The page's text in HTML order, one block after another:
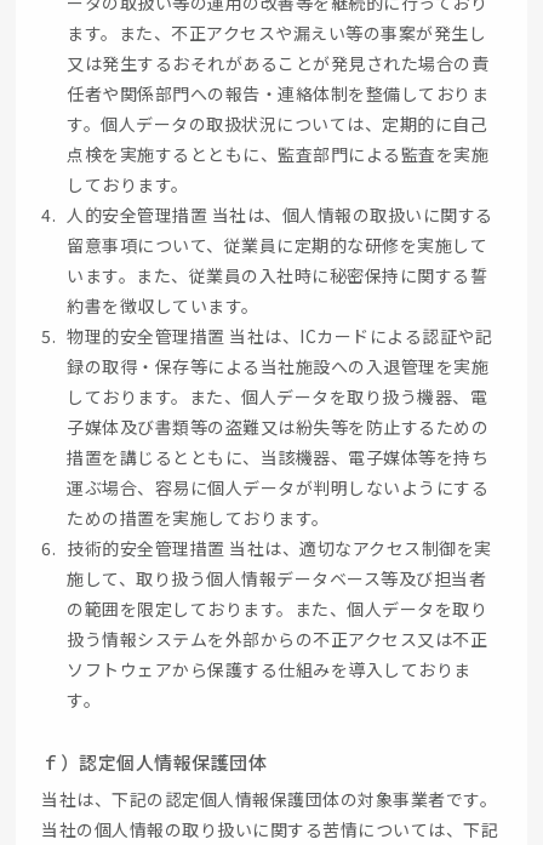
ます。また、不正アクセスや漏えい等の事案が発生し
又は発生するおそれがあることが発見された場合の責
任者や関係部門への報告・連絡体制を整備しておりま
す。個人データの取扱状況については、定期的に自己
点検を実施するとともに、監査部門による監査を実施
しております。
人的安全管理措置 当社は、個人情報の取扱いに関する
留意事項について、従業員に定期的な研修を実施して
います。また、従業員の入社時に秘密保持に関する誓
約書を徴収しています。
物理的安全管理措置 当社は、ICカードによる認証や記
録の取得・保存等による当社施設への入退管理を実施
しております。また、個人データを取り扱う機器、電
子媒体及び書類等の盗難又は紛失等を防止するための
措置を講じるとともに、当該機器、電子媒体等を持ち
運ぶ場合、容易に個人データが判明しないようにする
ための措置を実施しております。
技術的安全管理措置 当社は、適切なアクセス制御を実
施して、取り扱う個人情報データベース等及び担当者
の範囲を限定しております。また、個人データを取り
扱う情報システムを外部からの不正アクセス又は不正
ソフトウェアから保護する仕組みを導入しておりま
す。
ｆ）認定個人情報保護団体
当社は、下記の認定個人情報保護団体の対象事業者です。
当社の個人情報の取り扱いに関する苦情については、下記